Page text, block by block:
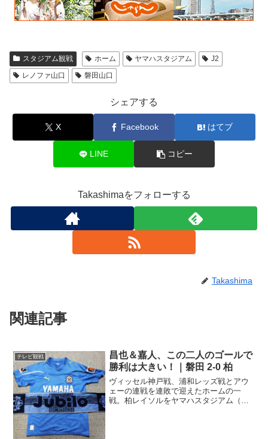
スタジアム観戦 ホーム ヤマハスタジアム
J2
レノファ山口
磐田山口
シェアする
X Facebook はてブ
LINE コピー
Takashimaをフォローする
Takashima
関連記事
テレビ観戦
昌也＆嘉人、この二人のゴールで
勝利は大きい！｜磐田 2-0 柏
ヴィッセル神戸戦、浦和レッズ戦とアウ
ェーの連戦を連敗で迎えたホームの一
戦。柏レイソルをヤマハスタジアム（磐